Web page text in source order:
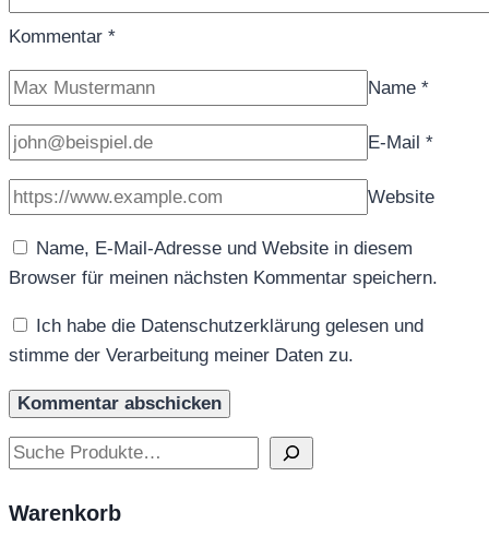
Kommentar *
Name *
E-Mail *
Website
Name, E-Mail-Adresse und Website in diesem
Browser für meinen nächsten Kommentar speichern.
Ich habe die Datenschutzerklärung gelesen und
stimme der Verarbeitung meiner Daten zu.
Suchen
Warenkorb